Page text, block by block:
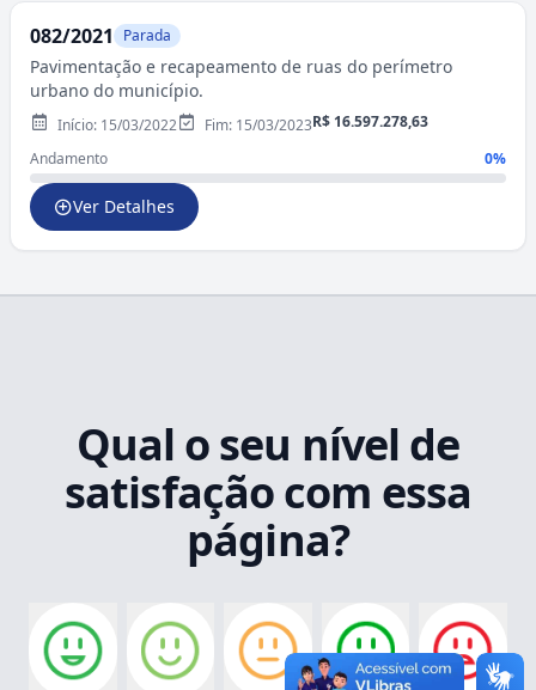
082/2021 Parada
Pavimentação e recapeamento de ruas do perímetro
urbano do município.
Início: 15/03/2022 Fim: 15/03/2023R$ 16.597.278,63
Andamento
0%
Ver Detalhes
Qual o seu nível de
satisfação com essa
página?